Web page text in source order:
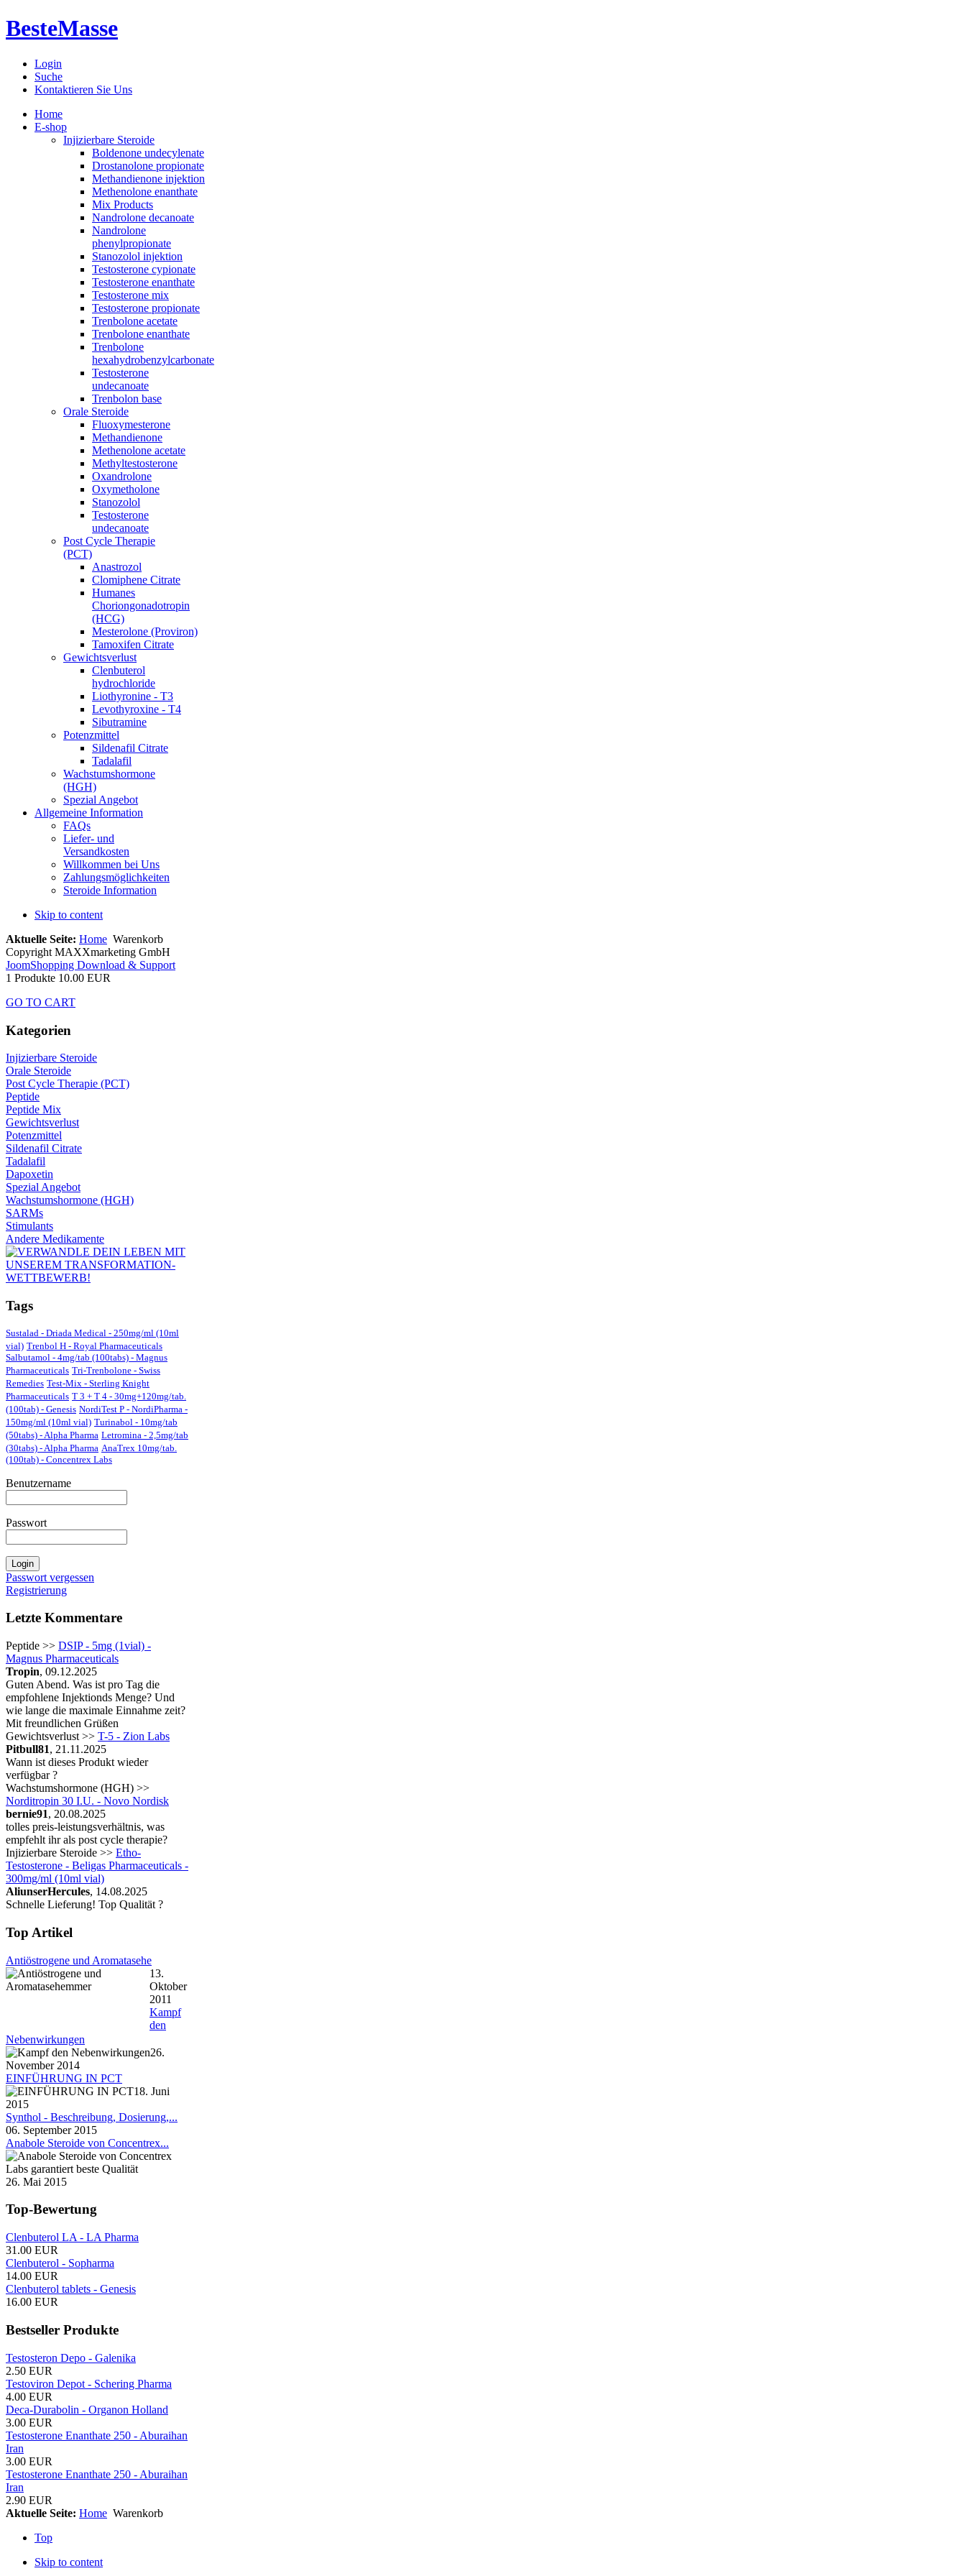
BesteMasse
Login
Suche
Kontaktieren Sie Uns
Home
E-shop
Injizierbare Steroide
Boldenone undecylenate
Drostanolone propionate
Methandienone injektion
Methenolone enanthate
Mix Products
Nandrolone decanoate
Nandrolone
phenylpropionate
Stanozolol injektion
Testosterone cypionate
Testosterone enanthate
Testosterone mix
Testosterone propionate
Trenbolone acetate
Trenbolone enanthate
Trenbolone
hexahydrobenzylcarbonate
Testosterone
undecanoate
Trenbolon base
Orale Steroide
Fluoxymesterone
Methandienone
Methenolone acetate
Methyltestosterone
Oxandrolone
Oxymetholone
Stanozolol
Testosterone
undecanoate
Post Cycle Therapie
(PCT)
Anastrozol
Clomiphene Citrate
Humanes
Choriongonadotropin
(HCG)
Mesterolone (Proviron)
Tamoxifen Citrate
Gewichtsverlust
Clenbuterol
hydrochloride
Liothyronine - T3
Levothyroxine - T4
Sibutramine
Potenzmittel
Sildenafil Citrate
Tadalafil
Wachstumshormone
(HGH)
Spezial Angebot
Allgemeine Information
FAQs
Liefer- und
Versandkosten
Willkommen bei Uns
Zahlungsmöglichkeiten
Steroide Information
Skip to content
Aktuelle Seite: Home Warenkorb
Copyright MAXXmarketing GmbH
JoomShopping Download & Support
1 Produkte 10.00 EUR
GO TO CART
Kategorien
Injizierbare Steroide
Orale Steroide
Post Cycle Therapie (PCT)
Peptide
Peptide Mix
Gewichtsverlust
Potenzmittel
Sildenafil Citrate
Tadalafil
Dapoxetin
Spezial Angebot
Wachstumshormone (HGH)
SARMs
Stimulants
Andere Medikamente
Tags
Sustalad - Driada Medical - 250mg/ml (10ml
vial) Trenbol H - Royal Pharmaceuticals
Salbutamol - 4mg/tab (100tabs) - Magnus
Pharmaceuticals Tri-Trenbolone - Swiss
Remedies Test-Mix - Sterling Knight
Pharmaceuticals T 3 + T 4 - 30mg+120mg/tab.
(100tab) - Genesis NordiTest P - NordiPharma -
150mg/ml (10ml vial) Turinabol - 10mg/tab
(50tabs) - Alpha Pharma Letromina - 2,5mg/tab
(30tabs) - Alpha Pharma AnaTrex 10mg/tab.
(100tab) - Concentrex Labs
Benutzername
Passwort
Passwort vergessen
Registrierung
Letzte Kommentare
Peptide >> DSIP - 5mg (1vial) -
Magnus Pharmaceuticals
Tropin, 09.12.2025
Guten Abend. Was ist pro Tag die
empfohlene Injektionds Menge? Und
wie lange die maximale Einnahme zeit?
Mit freundlichen Grüßen
Gewichtsverlust >> T-5 - Zion Labs
Pitbull81, 21.11.2025
Wann ist dieses Produkt wieder
verfügbar ?
Wachstumshormone (HGH) >>
Norditropin 30 I.U. - Novo Nordisk
bernie91, 20.08.2025
tolles preis-leistungsverhältnis, was
empfehlt ihr als post cycle therapie?
Injizierbare Steroide >> Etho-
Testosterone - Beligas Pharmaceuticals -
300mg/ml (10ml vial)
AliunserHercules, 14.08.2025
Schnelle Lieferung! Top Qualität ?
Top Artikel
Antiöstrogene und Aromatasehe
13.
Oktober
2011
Kampf
den
Nebenwirkungen
26.
November 2014
EINFÜHRUNG IN PCT
18. Juni
2015
Synthol - Beschreibung, Dosierung,...
06. September 2015
Anabole Steroide von Concentrex...
26. Mai 2015
Top-Bewertung
Clenbuterol LA - LA Pharma
31.00 EUR
Clenbuterol - Sopharma
14.00 EUR
Clenbuterol tablets - Genesis
16.00 EUR
Bestseller Produkte
Testosteron Depo - Galenika
2.50 EUR
Testoviron Depot - Schering Pharma
4.00 EUR
Deca-Durabolin - Organon Holland
3.00 EUR
Testosterone Enanthate 250 - Aburaihan
Iran
3.00 EUR
Testosterone Enanthate 250 - Aburaihan
Iran
2.90 EUR
Aktuelle Seite: Home Warenkorb
Top
Skip to content